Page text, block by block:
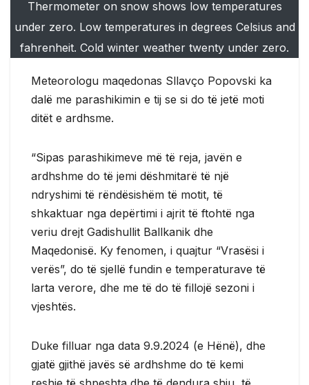
Thermometer on snow shows low temperatures
under zero. Low temperatures in degrees Celsius and
fahrenheit. Cold winter weather twenty under zero.
Meteorologu maqedonas Sllavço Popovski ka
dalë me parashikimin e tij se si do të jetë moti
ditët e ardhsme.
“Sipas parashikimeve më të reja, javën e
ardhshme do të jemi dëshmitarë të një
ndryshimi të rëndësishëm të motit, të
shkaktuar nga depërtimi i ajrit të ftohtë nga
veriu drejt Gadishullit Ballkanik dhe
Maqedonisë. Ky fenomen, i quajtur “Vrasësi i
verës”, do të sjellë fundin e temperaturave të
larta verore, dhe me të do të fillojë sezoni i
vjeshtës.
Duke filluar nga data 9.9.2024 (e Hënë), dhe
gjatë gjithë javës së ardhshme do të kemi